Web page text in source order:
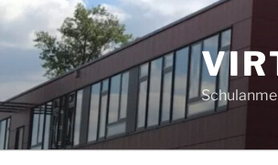
Zum
Inhalt
springen